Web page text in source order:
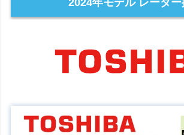
2024年モデル レーダー